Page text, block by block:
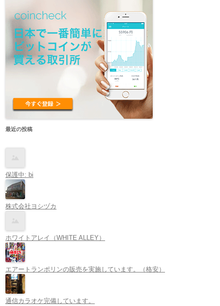
最近の投稿
保護中: bi
株式会社ヨシヅカ
ホワイトアレイ（WHITE ALLEY）
エアートランポリンの販売を実施しています。（格安）
通信カラオケ完備しています。